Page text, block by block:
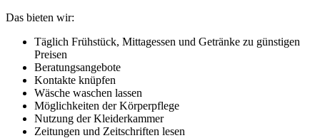
Das bieten wir:
Täglich Frühstück, Mittagessen und Getränke zu günstigen
Preisen
Beratungsangebote
Kontakte knüpfen
Wäsche waschen lassen
Möglichkeiten der Körperpflege
Nutzung der Kleiderkammer
Zeitungen und Zeitschriften lesen